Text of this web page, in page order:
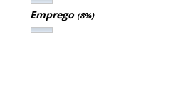
Emprego (8%)